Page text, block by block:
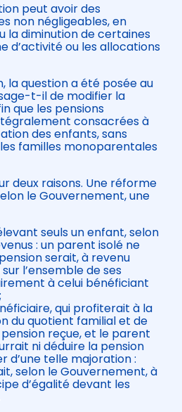
peut avoir des
non négligeables, en
la diminution de certaines
d’activité ou les allocations
la question a été posée au
t-il de modifier la
que les pensions
consacrées à
des enfants, sans
familles monoparentales
deux raisons. Une réforme
le Gouvernement, une
seuls un enfant, selon
: un parent isolé ne
serait, à revenu
l’ensemble de ses
à celui bénéficiant
qui profiterait à la
du quotient familial et de
reçue, et le parent
ni déduire la pension
d’une telle majoration :
selon le Gouvernement, à
d’égalité devant les